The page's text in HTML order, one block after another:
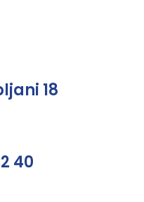
18
40